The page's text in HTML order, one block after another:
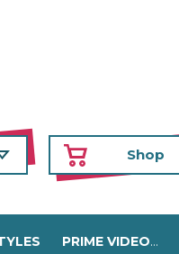
Shop
PRIME VIDEO